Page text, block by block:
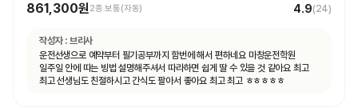
861,300원2종 보통(자동) 4.9(24)
작성자 : 브리사
운전선생으로 예약부터 필기공부까지 함번에 해서 편하네요 마창운전학원
일주일 안에 따는 빙법 설명해주셔서 따라하면 쉽게 딸 수 있을 것 같아요 최고
최고 선생님도 친절하시고 간식도 팔아서 좋아요 최고 최고 ㅎㅎㅎㅎㅎ